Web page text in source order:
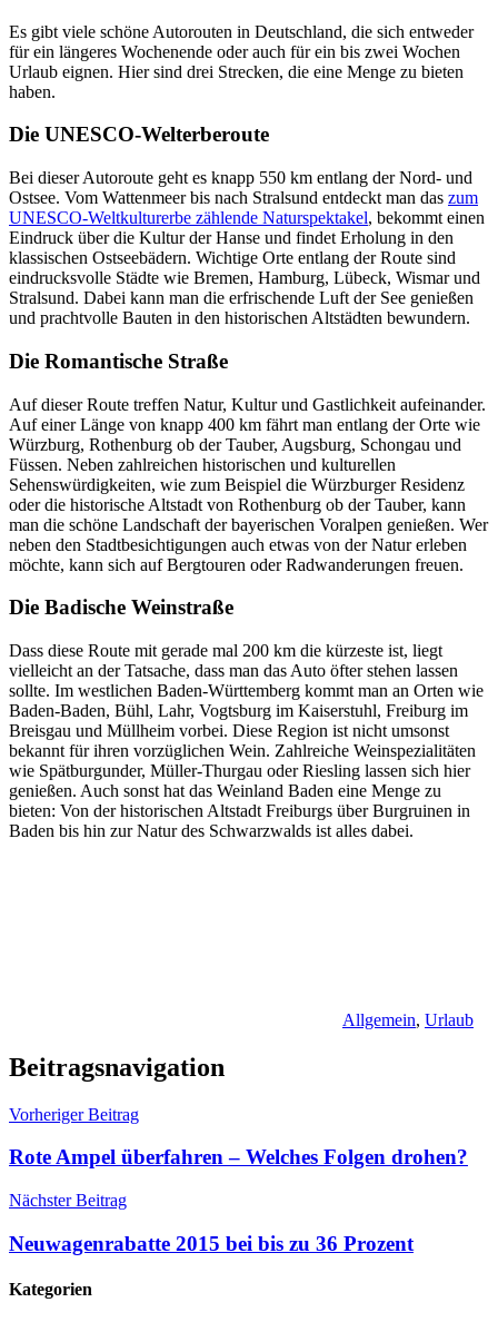
Es gibt viele schöne Autorouten in Deutschland, die sich entweder
für ein längeres Wochenende oder auch für ein bis zwei Wochen
Urlaub eignen. Hier sind drei Strecken, die eine Menge zu bieten
haben.
Die UNESCO-Welterberoute
Bei dieser Autoroute geht es knapp 550 km entlang der Nord- und
Ostsee. Vom Wattenmeer bis nach Stralsund entdeckt man das zum
UNESCO-Weltkulturerbe zählende Naturspektakel, bekommt einen
Eindruck über die Kultur der Hanse und findet Erholung in den
klassischen Ostseebädern. Wichtige Orte entlang der Route sind
eindrucksvolle Städte wie Bremen, Hamburg, Lübeck, Wismar und
Stralsund. Dabei kann man die erfrischende Luft der See genießen
und prachtvolle Bauten in den historischen Altstädten bewundern.
Die Romantische Straße
Auf dieser Route treffen Natur, Kultur und Gastlichkeit aufeinander.
Auf einer Länge von knapp 400 km fährt man entlang der Orte wie
Würzburg, Rothenburg ob der Tauber, Augsburg, Schongau und
Füssen. Neben zahlreichen historischen und kulturellen
Sehenswürdigkeiten, wie zum Beispiel die Würzburger Residenz
oder die historische Altstadt von Rothenburg ob der Tauber, kann
man die schöne Landschaft der bayerischen Voralpen genießen. Wer
neben den Stadtbesichtigungen auch etwas von der Natur erleben
möchte, kann sich auf Bergtouren oder Radwanderungen freuen.
Die Badische Weinstraße
Dass diese Route mit gerade mal 200 km die kürzeste ist, liegt
vielleicht an der Tatsache, dass man das Auto öfter stehen lassen
sollte. Im westlichen Baden-Württemberg kommt man an Orten wie
Baden-Baden, Bühl, Lahr, Vogtsburg im Kaiserstuhl, Freiburg im
Breisgau und Müllheim vorbei. Diese Region ist nicht umsonst
bekannt für ihren vorzüglichen Wein. Zahlreiche Weinspezialitäten
wie Spätburgunder, Müller-Thurgau oder Riesling lassen sich hier
genießen. Auch sonst hat das Weinland Baden eine Menge zu
bieten: Von der historischen Altstadt Freiburgs über Burgruinen in
Baden bis hin zur Natur des Schwarzwalds ist alles dabei.
Allgemein, Urlaub
Beitragsnavigation
Vorheriger Beitrag
Rote Ampel überfahren – Welches Folgen drohen?
Nächster Beitrag
Neuwagenrabatte 2015 bei bis zu 36 Prozent
Kategorien